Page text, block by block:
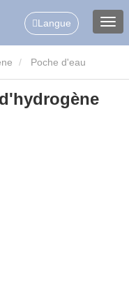
Langue
Poche d'eau